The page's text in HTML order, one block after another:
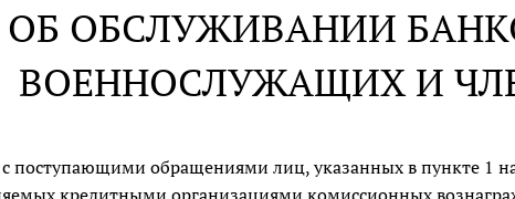
ОБ ОБСЛУЖИВАНИИ
ВОЕННОСЛУЖАЩИХ И
с поступающими обращениями лиц, указанных в пункте 1
кредитными организациями комиссионных